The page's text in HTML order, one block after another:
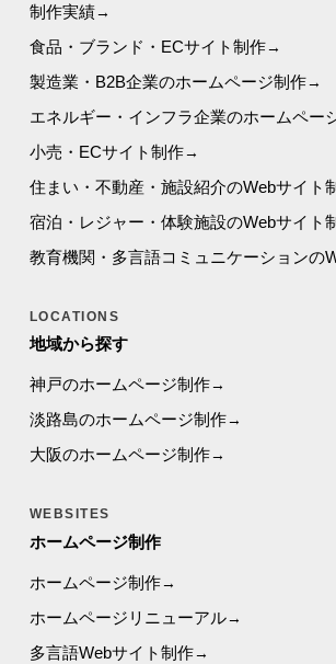
制作実績
食品・ブランド・ECサイト制作
製造業・B2B企業のホームページ制作
エネルギー・インフラ企業のホームペー
小売・ECサイト制作
住まい・不動産・施設紹介のWebサイト
宿泊・レジャー・体験施設のWebサイト
教育機関・多言語コミュニケーションの
LOCATIONS
地域から探す
神戸のホームページ制作
淡路島のホームページ制作
大阪のホームページ制作
WEBSITES
ホームページ制作
ホームページ制作
ホームページリニューアル
多言語Webサイト制作